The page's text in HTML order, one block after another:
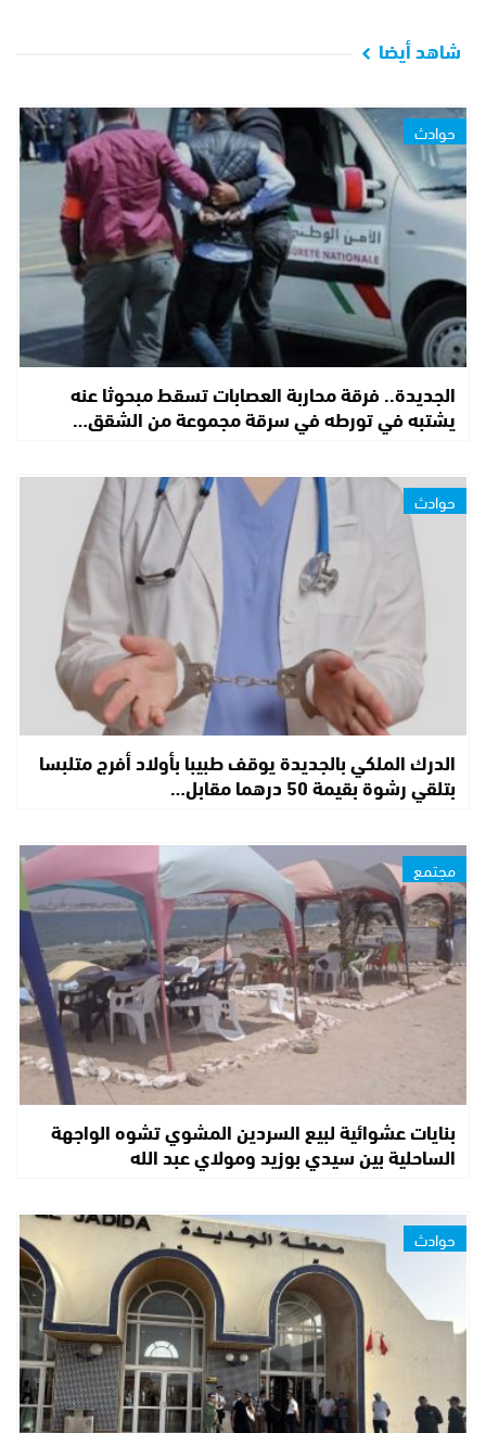
شاهد أيضا
حوادث
الجديدة.. فرقة محاربة العصابات تسقط مبحوثا عنه
يشتبه في تورطه في سرقة مجموعة من الشقق…
حوادث
الدرك الملكي بالجديدة يوقف طبيبا بأولاد أفرج متلبسا
بتلقي رشوة بقيمة 50 درهما مقابل…
مجتمع
بنايات عشوائية لبيع السردين المشوي تشوه الواجهة
الساحلية بين سيدي بوزيد ومولاي عبد الله
حوادث